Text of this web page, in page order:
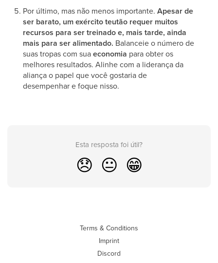
Por último, mas não menos importante. Apesar de
ser barato, um exército teutão requer muitos
recursos para ser treinado e, mais tarde, ainda
mais para ser alimentado. Balanceie o número de
suas tropas com suaeconomia para obter os
melhores resultados. Alinhe com a liderança da
aliança o papel que você gostaria de
desempenhar e foque nisso.
Esta resposta foi útil?
😞 😐 😁
Terms & Conditions
Imprint
Discord